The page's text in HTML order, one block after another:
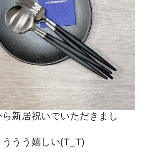
新居祝いでいただきまし
ううう嬉しい(T_T)